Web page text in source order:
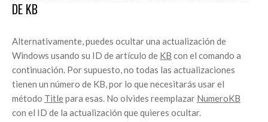
DE KB
Alternativamente, puedes ocultar una actualización de
Windows usando su ID de artículo de KB con el comando a
continuación. Por supuesto, no todas las actualizaciones
tienen un número de KB, por lo que necesitarás usar el
método Titlepara esas. No olvides reemplazar NumeroKB
con el ID de la actualización que quieres ocultar.